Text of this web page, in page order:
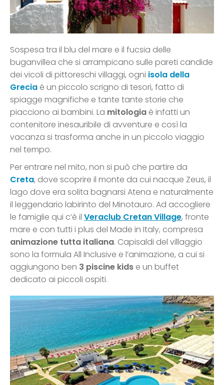
Sospesa tra il blu del mare e il fucsia delle
buganvillea che si arrampicano sulle pareti candide
dei vicoli di pittoreschi villaggi, ogni isola della
Grecia è un piccolo scrigno di tesori, fatto di
spiagge magnifiche e tante tante storie che
piacciono ai bambini. La mitologia è infatti un
contenitore inesauribile di avventure e così la
vacanza si trasforma anche in un piccolo viaggio
nel tempo.
Per entrare nel mito, non si può che partire da
Creta, dove scoprire il monte da cui nacque Zeus, il
lago dove era solita bagnarsi Atena e naturalmente
il leggendario labirinto del Minotauro. Ad accogliere
le famiglie qui c’è il Veraclub Cretan Village, fronte
mare e con tutti i plus del Made in Italy, compresa
animazione tutta italiana. Capisaldi del villaggio
sono la formula All Inclusive e l’animazione, a cui si
aggiungono ben 3 piscine kids e un buffet
dedicato ai piccoli ospiti.